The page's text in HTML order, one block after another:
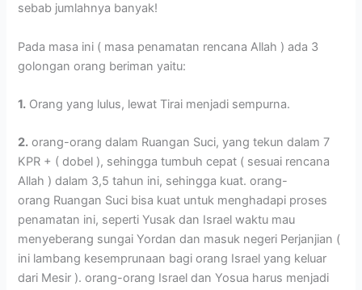
sebab jumlahnya banyak!
Pada masa ini ( masa penamatan rencana Allah ) ada 3
golongan orang beriman yaitu:
1. Orang yang lulus, lewat Tirai menjadi sempurna.
2. orang-orang dalam Ruangan Suci, yang tekun dalam 7
KPR + ( dobel ), sehingga tumbuh cepat ( sesuai rencana
Allah ) dalam 3,5 tahun ini, sehingga kuat. orang-
orang Ruangan Suci bisa kuat untuk menghadapi proses
penamatan ini, seperti Yusak dan Israel waktu mau
menyeberang sungai Yordan dan masuk negeri Perjanjian (
ini lambang kesemprunaan bagi orang Israel yang keluar
dari Mesir ). orang-orang Israel dan Yosua harus menjadi